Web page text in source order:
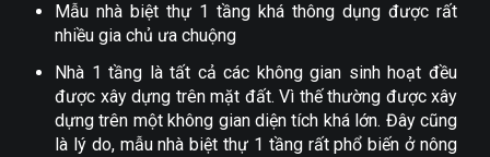
Mẫu nhà biệt thự 1 tầng khá thông dụng được rất
nhiều gia chủ ưa chuộng
Nhà 1 tầng là tất cả các không gian sinh hoạt đều
được xây dựng trên mặt đất. Vì thế thường được xây
dựng trên một không gian diện tích khá lớn. Đây cũng
là lý do, mẫu nhà biệt thự 1 tầng rất phổ biến ở nông